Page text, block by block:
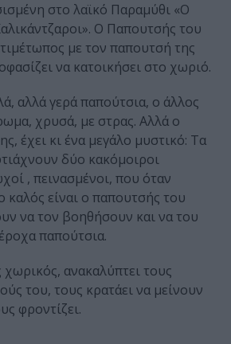
στο λαϊκό Παραμύθι «Ο
Ο Παπουτσής του
με τον παπουτσή της
να κατοικήσει στο χωριό.
αλλά γερά παπούτσια, ο άλλος
χρυσά, με στρας. Αλλά ο
έχει κι ένα μεγάλο μυστικό: Τα
δύο κακόμοιροι
, πεινασμένοι, που όταν
είναι ο παπουτσής του
να τον βοηθήσουν και να του
παπούτσια.
χωρικός, ανακαλύπτει τους
του, τους κρατάει να μείνουν
φροντίζει.